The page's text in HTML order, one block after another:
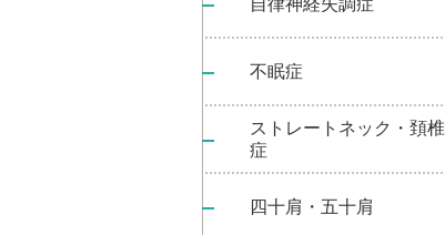
自律神経失調症
不眠症
ストレートネック・頚椎
症
四十肩・五十肩